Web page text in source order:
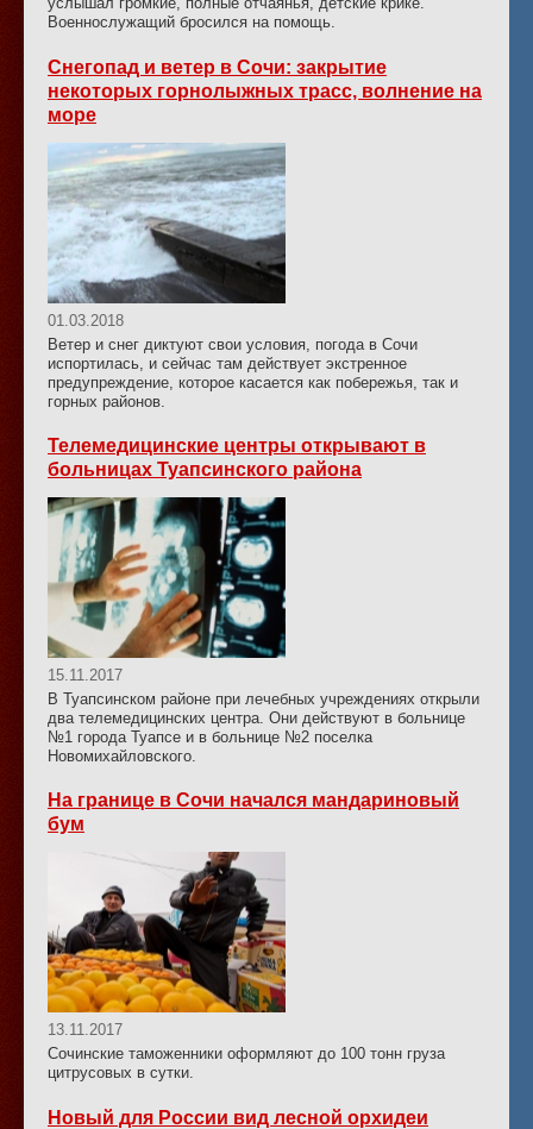
Военнослужащий бросился на помощь.
Снегопад и ветер в Сочи: закрытие
некоторых горнолыжных трасс, волнение на
море
01.03.2018
Ветер и снег диктуют свои условия, погода в Сочи
испортилась, и сейчас там действует экстренное
предупреждение, которое касается как побережья, так и
горных районов.
Телемедицинские центры открывают в
больницах Туапсинского района
15.11.2017
В Туапсинском районе при лечебных учреждениях открыли
два телемедицинских центра. Они действуют в больнице
№1 города Туапсе и в больнице №2 поселка
Новомихайловского.
На границе в Сочи начался мандариновый
бум
13.11.2017
Сочинские таможенники оформляют до 100 тонн груза
цитрусовых в сутки.
Новый для России вид лесной орхидеи